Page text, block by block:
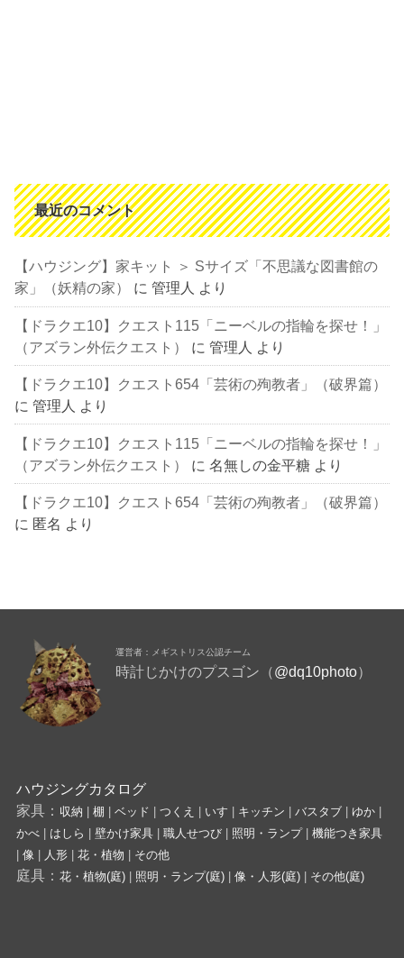
最近のコメント
【ハウジング】家キット ＞ Sサイズ「不思議な図書館の
家」（妖精の家）
に管理人 より
【ドラクエ10】クエスト115「ニーベルの指輪を探せ！」
（アズラン外伝クエスト）
に管理人 より
【ドラクエ10】クエスト654「芸術の殉教者」（破界篇）
に管理人 より
【ドラクエ10】クエスト115「ニーベルの指輪を探せ！」
（アズラン外伝クエスト）
に名無しの金平糖 より
【ドラクエ10】クエスト654「芸術の殉教者」（破界篇）
に 匿名 より
運営者：メギストリス公認チーム
時計じかけのプスゴン（@dq10photo）
ハウジングカタログ
家具： 収納 棚 ベッド つくえ いす キッチン バスタブ| ゆか|
かべ| はしら 壁かけ家具| 職人せつび| 照明・ランプ| 機能つき家具
像 人形| 花・植物 その他
庭具： 花・植物(庭)| 照明・ランプ(庭)| 像・人形(庭) その他(庭)